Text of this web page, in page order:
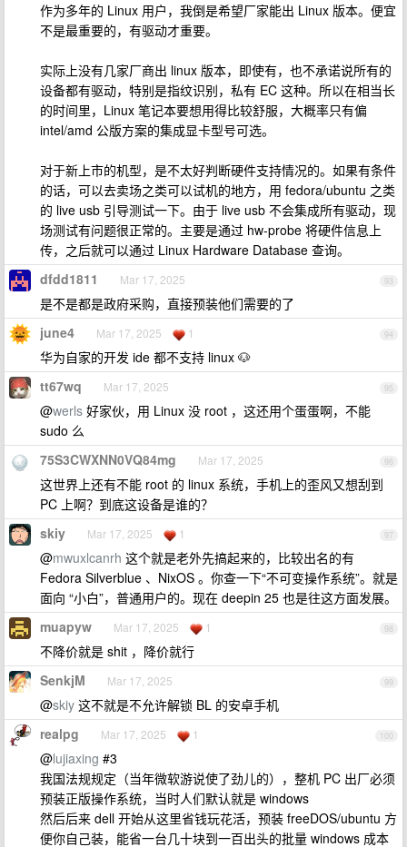
作为多年的 Linux 用户，我倒是希望厂家能出 Linux 版本。便宜
不是最重要的，有驱动才重要。
实际上没有几家厂商出 linux 版本，即使有，也不承诺说所有的
设备都有驱动，特别是指纹识别，私有 EC 这种。所以在相当长
的时间里，Linux 笔记本要想用得比较舒服，大概率只有偏
intel/amd 公版方案的集成显卡型号可选。
对于新上市的机型，是不太好判断硬件支持情况的。如果有条件
的话，可以去卖场之类可以试机的地方，用 fedora/ubuntu 之类
的 live usb 引导测试一下。由于 live usb 不会集成所有驱动，现
场测试有问题很正常的。主要是通过 hw-probe 将硬件信息上
传，之后就可以通过 Linux Hardware Database 查询。
93
dfdd1811 Mar 17, 2025
是不是都是政府采购，直接预装他们需要的了
94
june4 Mar 17, 2025 1
华为自家的开发 ide 都不支持 linux 🐶
95
tt67wq Mar 17, 2025
@werls 好家伙，用 Linux 没 root ，这还用个蛋蛋啊，不能
sudo 么
96
75S3CWXNN0VQ84mg Mar 17, 2025
这世界上还有不能 root 的 linux 系统，手机上的歪风又想刮到
PC 上啊？到底这设备是谁的？
97
skiy Mar 17, 2025 1
@mwuxlcanrh 这个就是老外先搞起来的，比较出名的有
Fedora Silverblue 、NixOS 。你查一下“不可变操作系统”。就是
面向 “小白”，普通用户的。现在 deepin 25 也是往这方面发展。
98
muapyw Mar 17, 2025 1
不降价就是 shit ，降价就行
99
SenkjM Mar 17, 2025
@skiy 这不就是不允许解锁 BL 的安卓手机
100
realpg Mar 17, 2025 1
@lujiaxing #3
我国法规规定（当年微软游说使了劲儿的），整机 PC 出厂必须
预装正版操作系统，当时人们默认就是 windows
然后后来 dell 开始从这里省钱玩花活，预装 freeDOS/ubuntu 方
便你自己装，能省一台几十块到一百出头的批量 windows 成本